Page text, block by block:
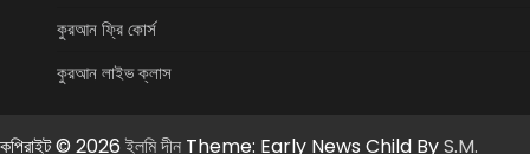
কুরআন ফ্রি কোর্স
কুরআন লাইভ ক্লাস
কপিরাইট © 2026ইলমি দীন Theme: Early News Child ByS.M.